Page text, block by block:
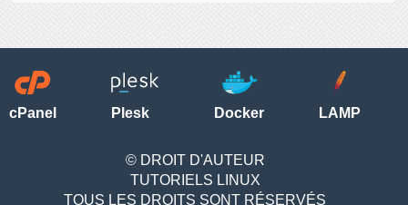
cPanel Plesk Docker LAMP
© DROIT D'AUTEUR
TUTORIELS LINUX
TOUS LES DROITS SONT RÉSERVÉS